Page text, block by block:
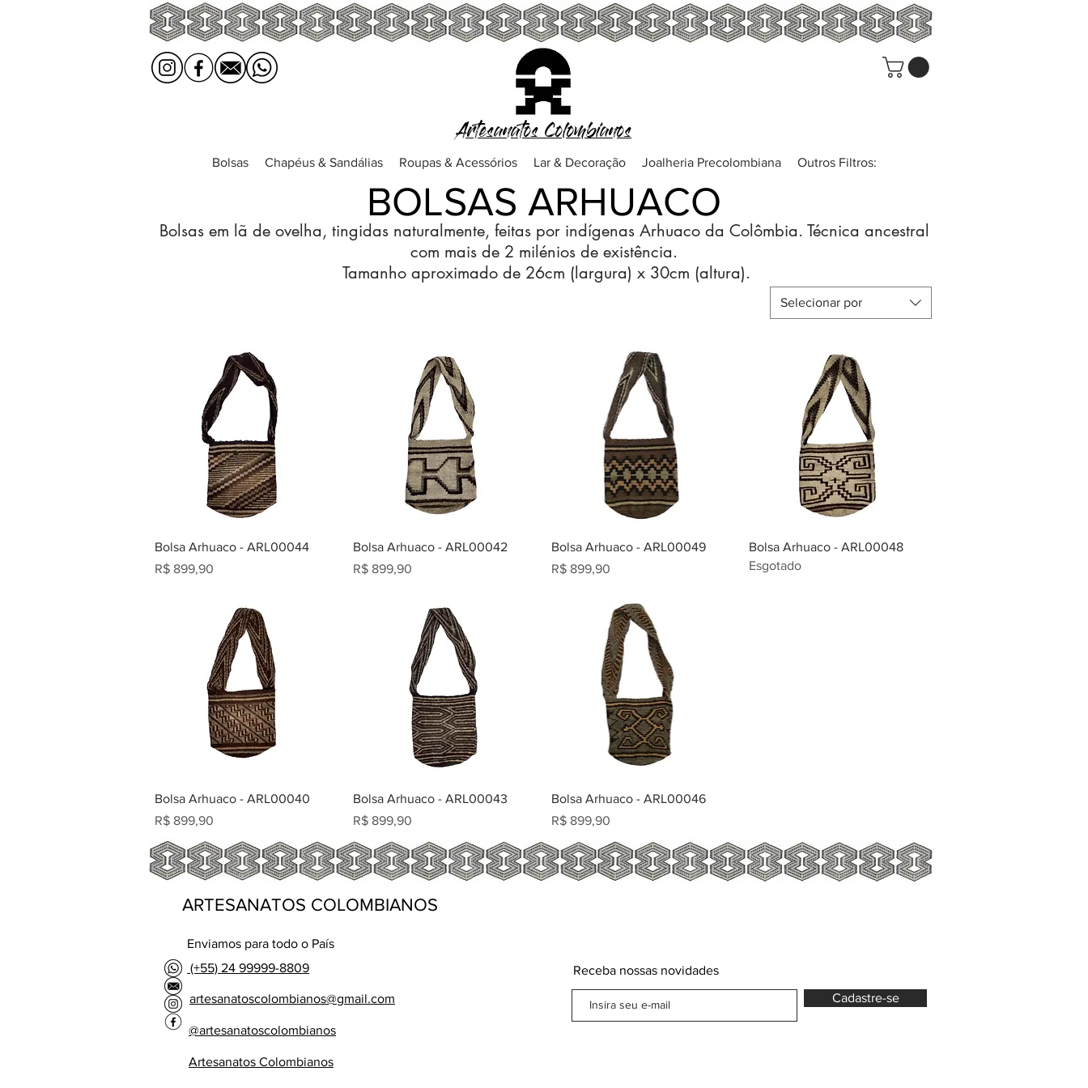
Artesanatos Colombianos
Bolsas Chapéus & Sandálias Roupas & Acessórios Lar & Decoração Joalheria Precolombiana Outros Filtros:
BOLSAS ARHUACO
Bolsas em lã de ovelha, tingidas naturalmente, feitas por indígenas Arhuaco da Colômbia. Técnica ancestral
com mais de 2 milénios de existência.
Tamanho aproximado de 26cm (largura) x 30cm (altura).
Selecionar por
Bolsa Arhuaco - ARL00044
Preço
R$ 899,90
Bolsa Arhuaco - ARL00042
Preço
R$ 899,90
Bolsa Arhuaco - ARL00049
Preço
R$ 899,90
Bolsa Arhuaco - ARL00048
Esgotado
Bolsa Arhuaco - ARL00040
Preço
R$ 899,90
Bolsa Arhuaco - ARL00043
Preço
R$ 899,90
Bolsa Arhuaco - ARL00046
Preço
R$ 899,90
ARTESANATOS COLOMBIANOS
Enviamos para todo o País
(+55) 24 99999-8809
artesanatoscolombianos@gmail.com
@artesanatoscolombianos
Artesanatos Colombianos
Receba nossas novidades
Cadastre-se